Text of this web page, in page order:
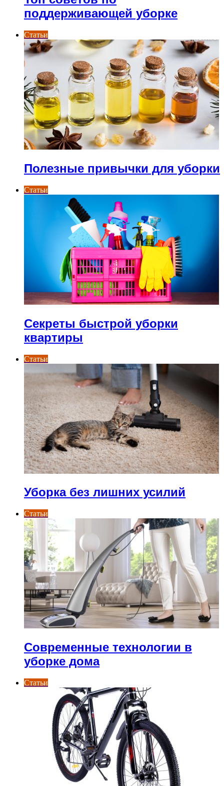
поддерживающей уборке
Статьи
Полезные привычки для уборки
Статьи
Секреты быстрой уборки
квартиры
Статьи
Уборка без лишних усилий
Статьи
Современные технологии в
уборке дома
Статьи